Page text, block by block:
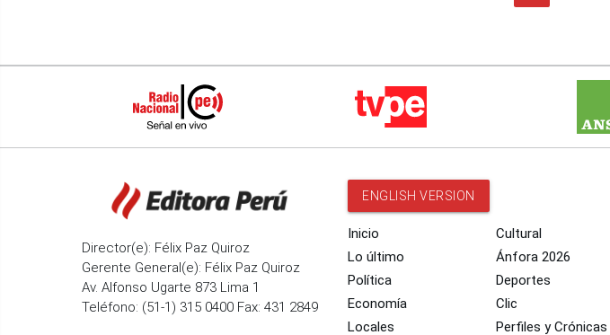
Director(e): Félix Paz Quiroz
Gerente General(e): Félix Paz Quiroz
Av. Alfonso Ugarte 873 Lima 1
Teléfono: (51-1) 315 0400 Fax: 431 2849
ENGLISH VERSION
Inicio
Lo último
Política
Economía
Locales
Cultural
Ánfora 2026
Deportes
Clic
Perfiles y Crónicas